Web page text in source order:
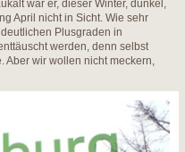
war er, dieser Winter, dunkel,
April nicht in Sicht. Wie sehr
Plusgraden in
werden, denn selbst
Aber wir wollen nicht meckern,